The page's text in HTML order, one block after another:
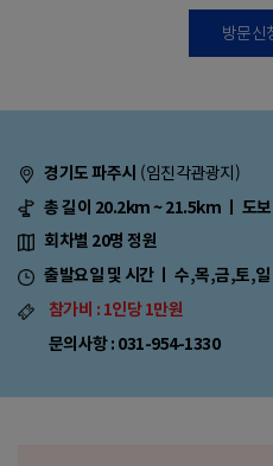
방문신
경기도 파주시 (임진각관광지)
총 길이 20.2km ~ 21.5km ㅣ 도
회차별 20명 정원
출발요일 및 시간 ㅣ 수,목,금,토,
참가비 : 1인당 1만원
문의사항 : 031-954-1330